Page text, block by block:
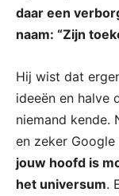
daar een
naam: “Zijn
Hij wist dat
ideeën en halve
niemand kende.
en zeker
jouw hoofd is
het universum.